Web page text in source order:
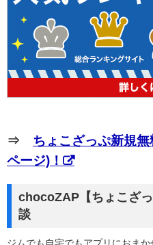
⇒ ちょこざっぷ新規
ページ)！
chocoZAP【ちょこざ
談
ジムでも自宅でもアプリにおま